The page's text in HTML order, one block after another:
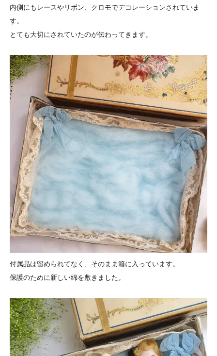
内側にもレースやリボン、クロモでデコレーションされていま
す。
とても大切にされていたのが伝わってきます。
付属品は留められてなく、そのまま箱に入っています。
保護のために新しい綿を敷きました。